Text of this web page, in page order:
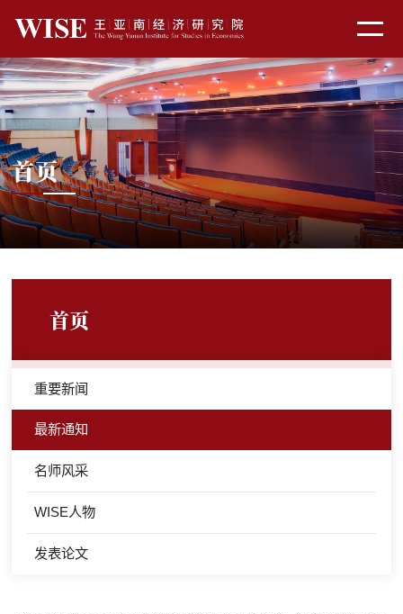
首页
首页
重要新闻
最新通知
名师风采
WISE人物
发表论文